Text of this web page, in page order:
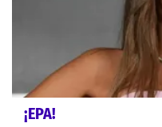
¡EPA!